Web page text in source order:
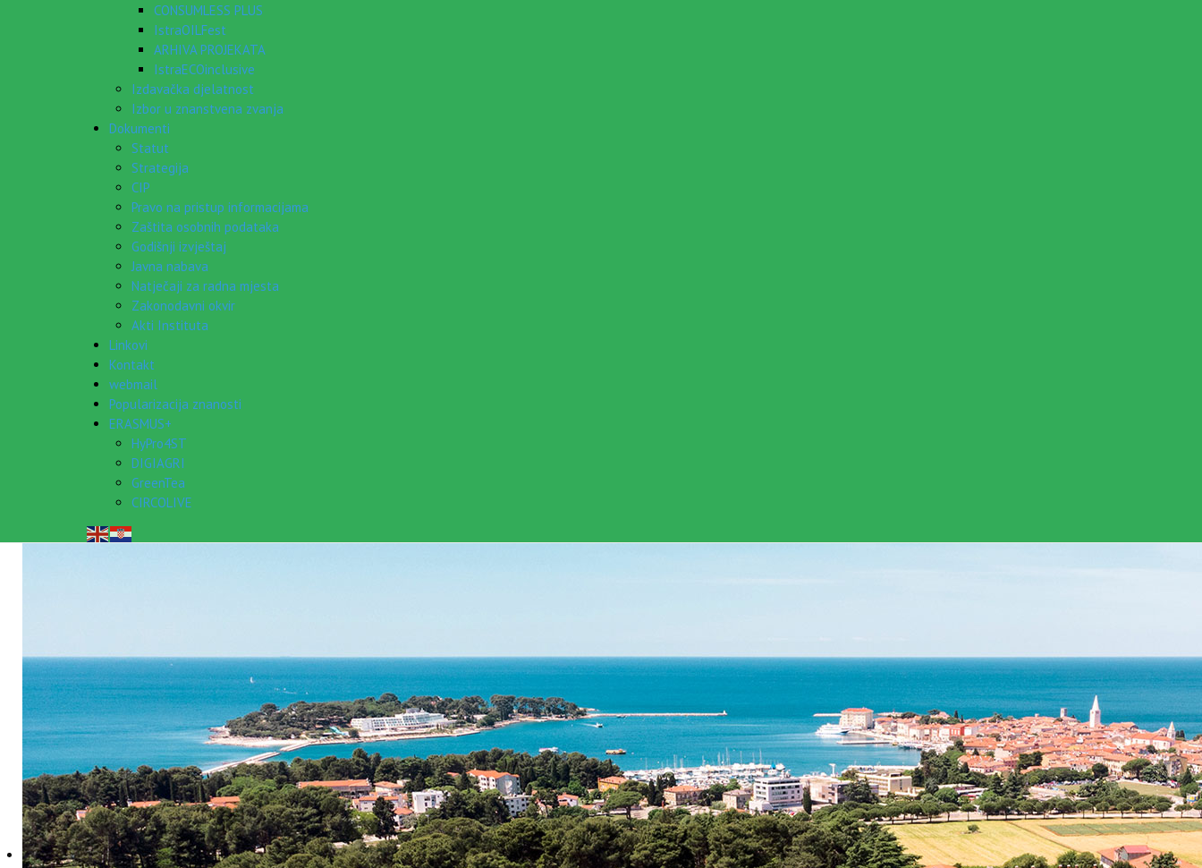
CONSUMLESS PLUS
IstraOILFest
ARHIVA PROJEKATA
IstraECOinclusive
Izdavačka djelatnost
Izbor u znanstvena zvanja
Dokumenti
Statut
Strategija
CIP
Pravo na pristup informacijama
Zaštita osobnih podataka
Godišnji izvještaj
Javna nabava
Natječaji za radna mjesta
Zakonodavni okvir
Akti Instituta
Linkovi
Kontakt
webmail
Popularizacija znanosti
ERASMUS+
HyPro4ST
DIGIAGRI
GreenTea
CIRCOLIVE